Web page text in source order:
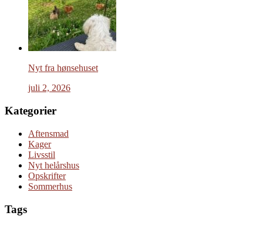
Nyt fra hønsehuset
juli 2, 2026
Kategorier
Aftensmad
Kager
Livsstil
Nyt helårshus
Opskrifter
Sommerhus
Tags